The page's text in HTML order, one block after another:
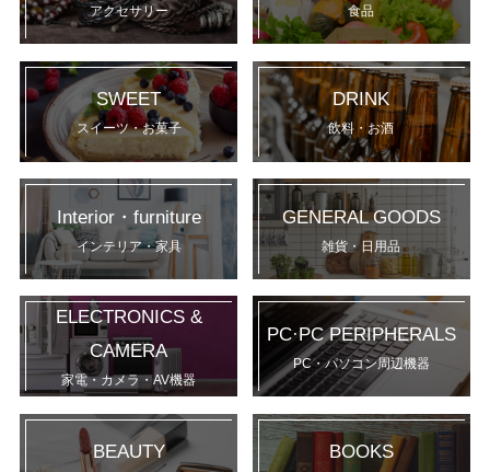
アクセサリー 食品
SWEET
スイーツ・お菓子
DRINK
飲料・お酒
Interior・furniture
インテリア・家具
GENERAL GOODS
雑貨・日用品
ELECTRONICS &
CAMERA
家電・カメラ・AV機器
PC·PC PERIPHERALS
PC・パソコン周辺機器
BEAUTY BOOKS